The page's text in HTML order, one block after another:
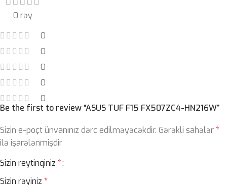
0 rəy
0
0
0
0
0
Be the first to review “ASUS TUF F15 FX507ZC4-HN216W”
Sizin e-poçt ünvanınız dərc edilməyəcəkdir. Gərəkli sahələr*
ilə işarələnmişdir
Sizin reytinqiniz *
Sizin rəyiniz *